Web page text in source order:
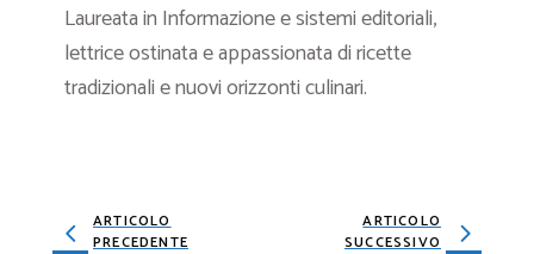
Laureata in Informazione e sistemi editoriali,
lettrice ostinata e appassionata di ricette
tradizionali e nuovi orizzonti culinari.
ARTICOLO
PRECEDENTE
ARTICOLO
SUCCESSIVO